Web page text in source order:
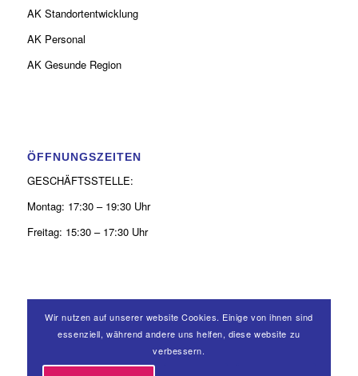
AK Standortentwicklung
AK Personal
AK Gesunde Region
ÖFFNUNGSZEITEN
GESCHÄFTSSTELLE:
Montag: 17:30 – 19:30 Uhr
Freitag: 15:30 – 17:30 Uhr
Wir nutzen auf unserer website Cookies. Einige von ihnen sind
essenziell, während andere uns helfen, diese website zu
verbessern.